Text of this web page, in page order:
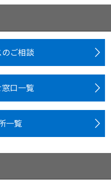
ご相談
口一覧
一覧